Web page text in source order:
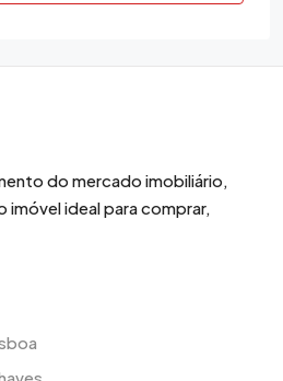
do mercado imobiliário,
ideal para comprar,